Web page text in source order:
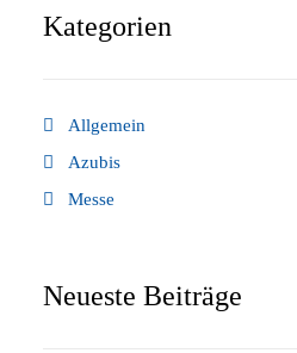
Kategorien
Allgemein
Azubis
Messe
Neueste Beiträge